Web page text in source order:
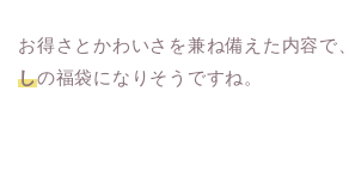
お得さとかわいさを兼ね備えた内容で、
しの福袋になりそうですね。